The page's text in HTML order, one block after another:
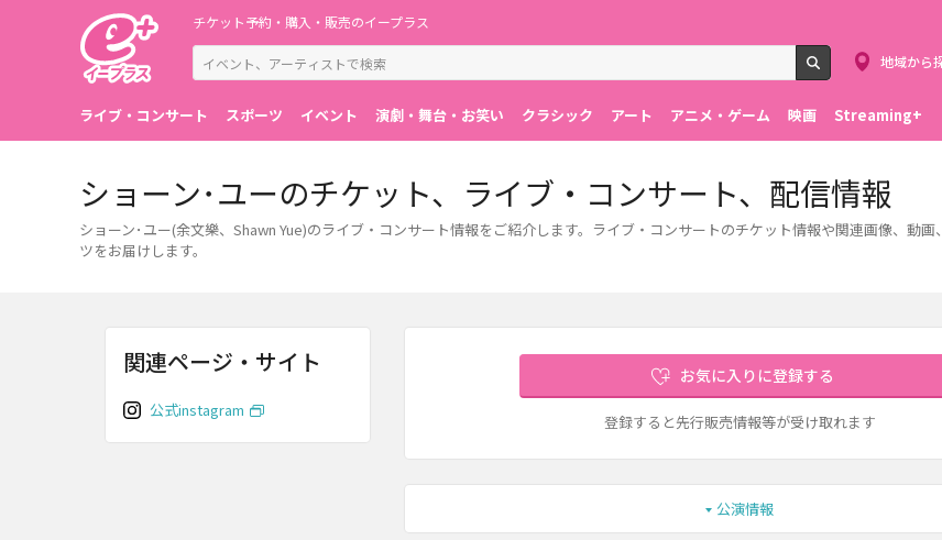
チケット予約・購入・販売のイープラス
検索
地域から
ライブ・コンサート スポーツ イベント 演劇・舞台・お笑い クラシック アート アニメ・ゲーム 映画 Streaming+
ショーン･ユーのチケット、ライブ・コンサート、配信情報
ショーン･ユー(余文樂、Shawn Yue)のライブ・コンサート情報をご紹介します。ライブ・コンサートのチケット情報や関連画像、動
ツをお届けします。
お気に入りに登録する
登録すると先行販売情報等が受け取れます
公演情報
関連ページ・サイト
公式instagram